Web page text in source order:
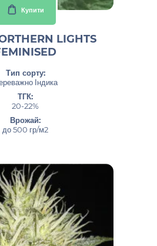
Купити
LIGHTS
Тип сорту:
Індика
ТГК:
20-22%
Врожай:
до 500 гр/м2